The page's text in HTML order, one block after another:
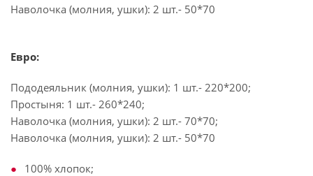
Наволочка (молния, ушки): 2 шт.- 50*70
Евро:
Пододеяльник (молния, ушки): 1 шт.- 220*200;
Простыня: 1 шт.- 260*240;
Наволочка (молния, ушки): 2 шт.- 70*70;
Наволочка (молния, ушки): 2 шт.- 50*70
100% хлопок;